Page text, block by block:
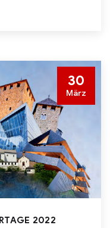
30
März
2022